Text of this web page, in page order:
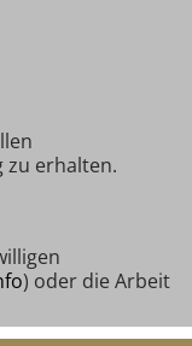
zu erhalten.
) oder die Arbeit